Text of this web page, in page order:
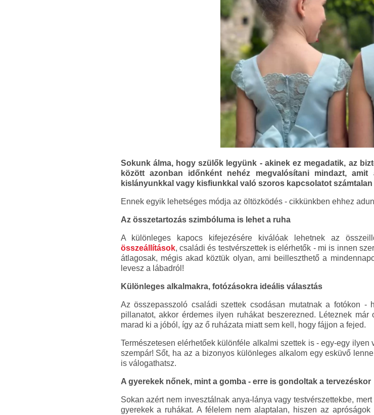
Sokunk álma, hogy szülők legyünk - akinek ez megadatik, az
között azonban időnként nehéz megvalósítani mindazt,
kislányunkkal vagy kisfiunkkal való szoros kapcsolatot
Ennek egyik lehetséges módja az öltözködés - cikkünkben ehhez
Az összetartozás szimbóluma is lehet a ruha
A különleges kapocs kifejezésére kiválóak lehetnek az
összeállítások, családi és testvérszettek is elérhetők - mi is innen
átlagosak, mégis akad köztük olyan, ami beilleszthető a
levesz a lábadról!
Különleges alkalmakra, fotózásokra ideális választás
Az összepasszoló családi szettek csodásan mutatnak a fotókon -
pillanatot, akkor érdemes ilyen ruhákat beszerezned. Léteznek
marad ki a jóból, így az ő ruházata miatt sem kell, hogy fájjon a fejed.
Természetesen elérhetőek különféle alkalmi szettek is - egy-egy
szempár! Sőt, ha az a bizonyos különleges alkalom egy esküvő
is válogathatsz.
A gyerekek nőnek, mint a gomba - erre is gondoltak a tervezéskor
Sokan azért nem invesztálnak anya-lánya vagy testvérszettekbe,
gyerekek a ruhákat. A félelem nem alaptalan, hiszen az